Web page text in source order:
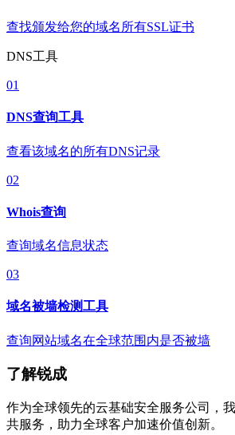
查找颁发给您的域名所有SSL证书
DNS工具
01
DNS查询工具
查看该域名的所有DNS记录
02
Whois查询
查询域名信息状态
03
域名被墙检测工具
查询网站域名在全球范围内是否被墙
了解锐成
作为全球领先的云基础安全服务公司，
共服务，助力全球客户加速价值创新。